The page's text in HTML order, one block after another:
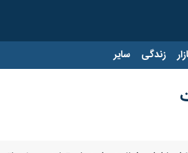
زندگی سایر